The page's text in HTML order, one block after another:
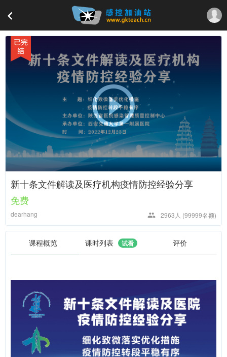
新十条文件解读及医疗机构疫情防控经验分享
免费
dearhang 2963人 (99999名额)
课程概览 课时列表 试看 评价